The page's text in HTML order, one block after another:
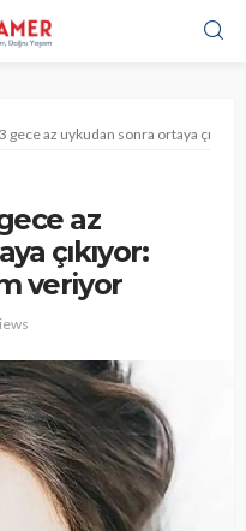
gece az uykudan sonra ortaya
az
çıkıyor:
veriyor